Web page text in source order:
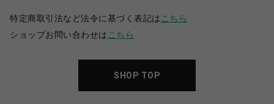
特定商取引法など法令に基づく表記は こちら
ショップお問い合わせは こちら
SHOP TOP